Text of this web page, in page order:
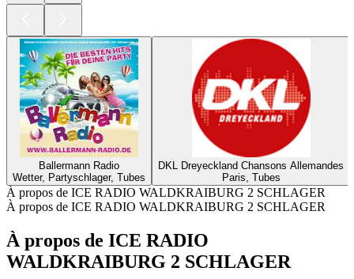
Ballermann Radio
Wetter, Partyschlager, Tubes
DKL Dreyeckland Chansons Allemandes
Paris, Tubes
À propos de ICE RADIO WALDKRAIBURG 2 SCHLAGER
À propos de ICE RADIO WALDKRAIBURG 2 SCHLAGER
À propos de ICE RADIO
WALDKRAIBURG 2 SCHLAGER